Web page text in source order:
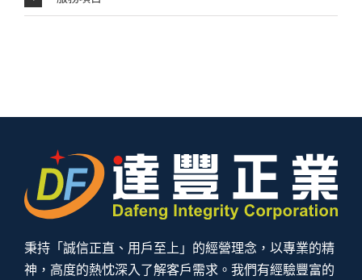
秉持「誠信正直、用戶至上」的經營理念，以專業的精
神，高度的熱忱深入了解客戶需求。我們有經驗豐富的